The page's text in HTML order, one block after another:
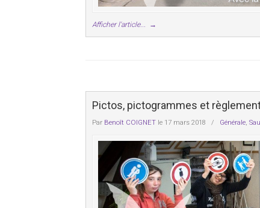
Afficher l'article... →
Pictos, pictogrammes et règlement
Par Benoît COIGNET le 17 mars 2018 / Générale